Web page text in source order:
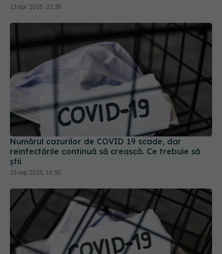
Numărul cazurilor de COVID 19 scade, dar
reinfectările continuă să crească. Ce trebuie să
știi
23 sep 2025, 16:30